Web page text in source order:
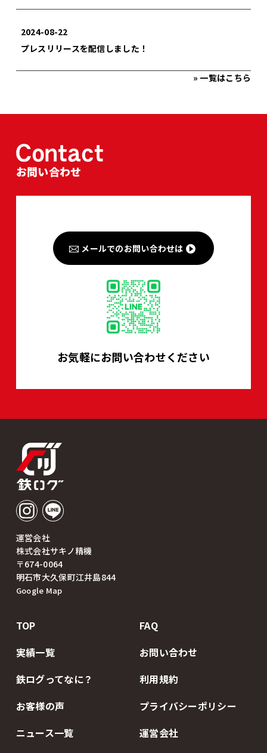
2024-08-22
プレスリリースを配信しました！
» 一覧はこちら
お問い合わせ
お気軽にお問い合わせください
メールでのお問い合わせは
運営会社
株式会社サキノ精機
〒674-0064
明石市大久保町江井島844
Google Map
TOP
実績一覧
鉄ログってなに？
お客様の声
ニュース一覧
FAQ
お問い合わせ
利用規約
プライバシーポリシー
運営会社